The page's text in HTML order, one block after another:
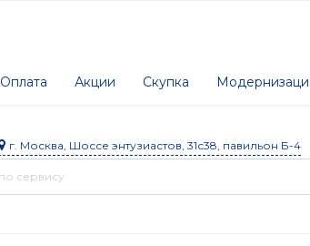
Оплата Акции Скупка
г. Москва, Шоссе энтузиастов, 31с38, павильон Б-4